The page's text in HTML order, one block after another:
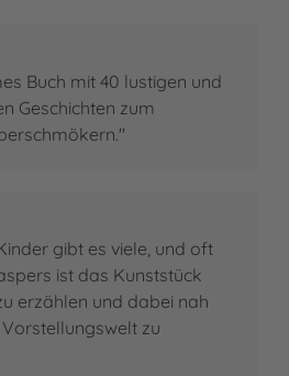
Buch mit 40 lustigen und
Geschichten zum
gibt es viele, und oft
ist das Kunststück
erzählen und dabei nah
zu